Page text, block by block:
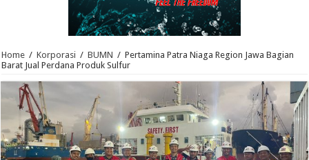
Home / Korporasi / BUMN / Pertamina Patra Niaga Region Jawa Bagian
Barat Jual Perdana Produk Sulfur